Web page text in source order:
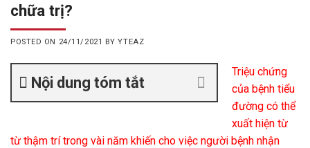
chữa trị?
POSTED ON 24/11/2021 BYYTEAZ
Nội dung tóm tắt
Triệu chứng
của bệnh tiểu
đường có thể
xuất hiện từ
từ thậm trí trong vài năm khiến cho việc người bệnh nhận